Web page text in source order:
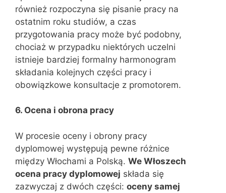
również rozpoczyna się pisanie pracy na
ostatnim roku studiów, a czas
przygotowania pracy może być podobny,
chociaż w przypadku niektórych uczelni
istnieje bardziej formalny harmonogram
składania kolejnych części pracy i
obowiązkowe konsultacje z promotorem.
6. Ocena i obrona pracy
W procesie oceny i obrony pracy
dyplomowej występują pewne różnice
między Włochami a Polską. We Włoszech
ocena pracy dyplomowej składa się
zazwyczaj z dwóch części: oceny samej